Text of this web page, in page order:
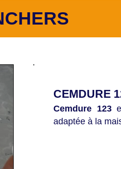
CEMDURE
Cemdure 123
adaptée à la